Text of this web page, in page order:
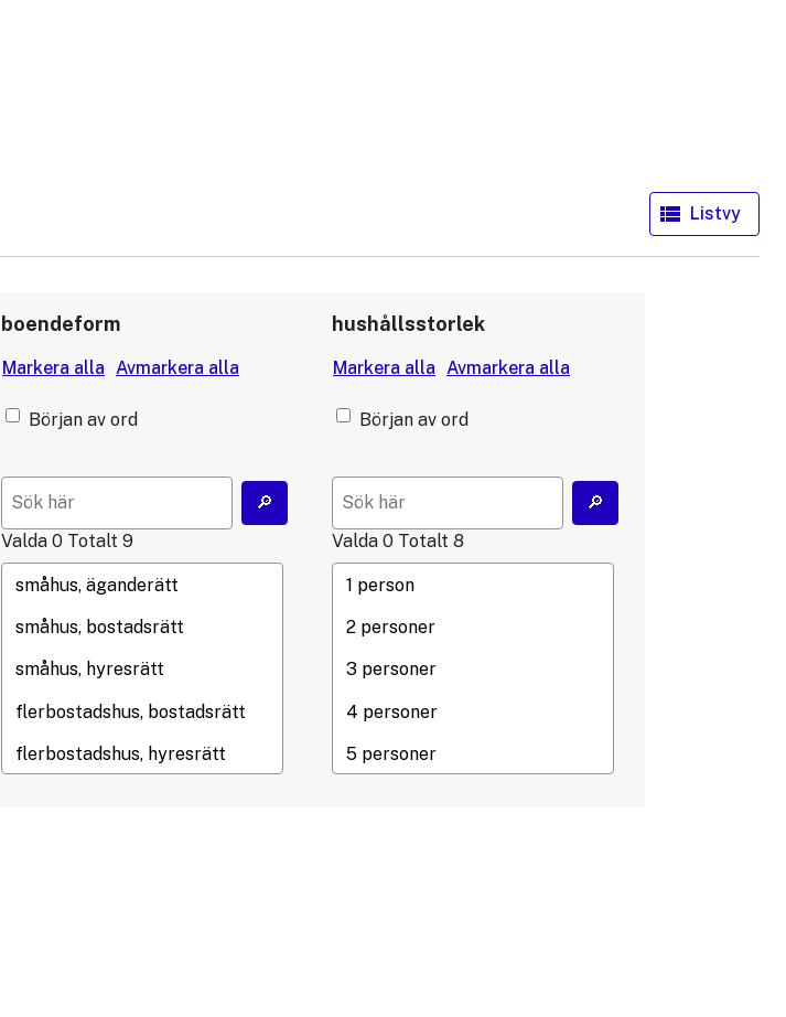
boendeform
Början av ord
Valda 0 Totalt 9
hushållsstorlek
Början av ord
Valda 0 Totalt 8